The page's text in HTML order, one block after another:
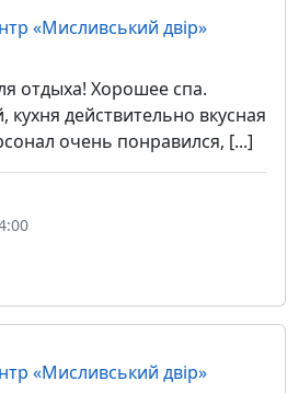
«Мисливський двір»
отдыха! Хорошее спа.
действительно вкусная
очень понравился, [...]
«Мисливський двір»